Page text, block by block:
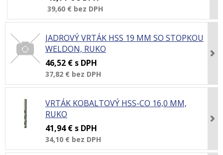
39,60 € bez DPH
JADROVÝ VRTÁK HSS 19 MM SO STOPKOU
WELDON, RUKO
46,52 € s DPH
37,82 € bez DPH
VRTÁK KOBALTOVÝ HSS-CO 16,0 MM,
RUKO
41,94 € s DPH
34,10 € bez DPH